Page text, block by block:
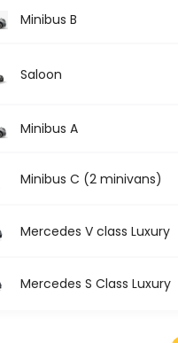
Minibus B
Saloon
Minibus A
Minibus C (2 minivans)
Mercedes V class Luxury
Mercedes S Class Luxury